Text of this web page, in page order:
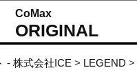
CoMax
ORIGINAL
- 株式会社ICE > LEGEND >